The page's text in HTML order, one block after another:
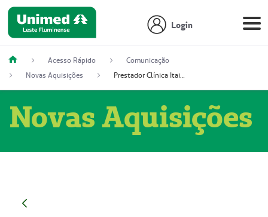
Login
Acesso Rápido
Comunicação
Novas Aquisições
Prestador Clínica Itaipú Ltda (51004348-2)
Novas Aquisições